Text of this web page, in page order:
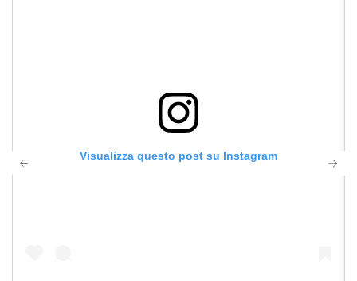
Visualizza questo post su Instagram